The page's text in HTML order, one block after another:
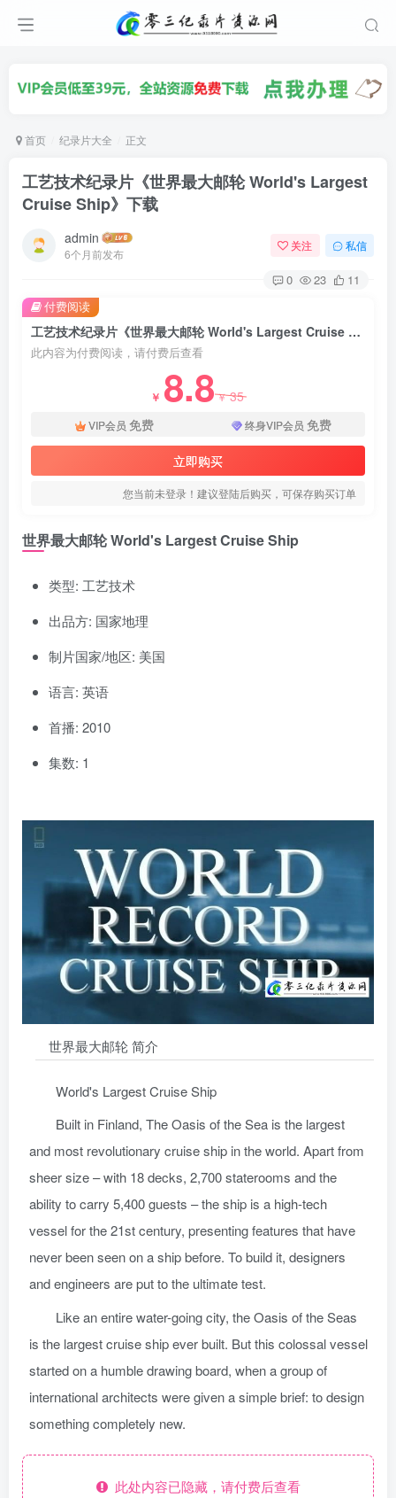
首页 纪录片大全 正文
工艺技术纪录片《世界最大邮轮 World's Largest
Cruise Ship》下载
admin
6个月前发布
关注 私信
0 23 11
工艺技术纪录片《世界最大邮轮 World's Largest Cruise Ship》下载
此内容为付费阅读，请付费后查看
￥ 8.8￥35
VIP会员 免费 终身VIP会员 免费
立即购买
您当前未登录！建议登陆后购买，可保存购买订单
付费阅读
世界最大邮轮 World's Largest Cruise Ship
类型: 工艺技术
出品方: 国家地理
制片国家/地区: 美国
语言: 英语
首播: 2010
集数: 1
世界最大邮轮 简介
World's Largest Cruise Ship
Built in Finland, The Oasis of the Sea is the largest
and most revolutionary cruise ship in the world. Apart from
sheer size – with 18 decks, 2,700 staterooms and the
ability to carry 5,400 guests – the ship is a high-tech
vessel for the 21st century, presenting features that have
never been seen on a ship before. To build it, designers
and engineers are put to the ultimate test.
Like an entire water-going city, the Oasis of the Seas
is the largest cruise ship ever built. But this colossal vessel
started on a humble drawing board, when a group of
international architects were given a simple brief: to design
something completely new.
此处内容已隐藏，请付费后查看